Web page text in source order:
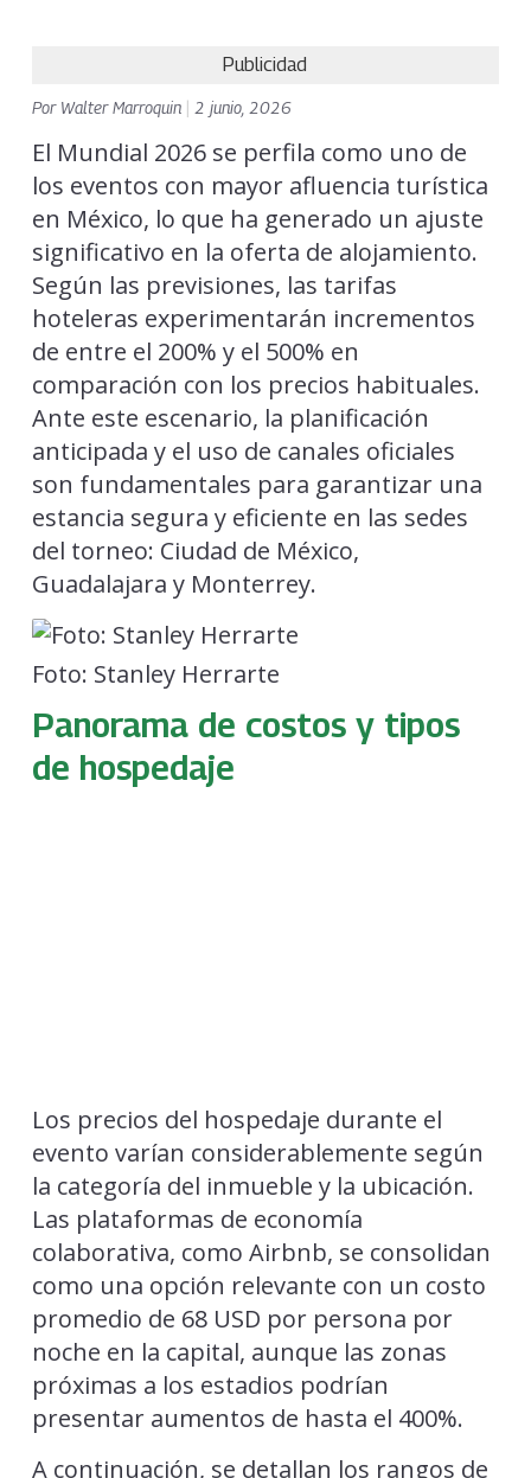
Publicidad
Por Walter Marroquin 2 junio, 2026
El Mundial 2026 se perfila como uno de
los eventos con mayor afluencia turística
en México, lo que ha generado un ajuste
significativo en la oferta de alojamiento.
Según las previsiones, las tarifas
hoteleras experimentarán incrementos
de entre el 200% y el 500% en
comparación con los precios habituales.
Ante este escenario, la planificación
anticipada y el uso de canales oficiales
son fundamentales para garantizar una
estancia segura y eficiente en las sedes
del torneo: Ciudad de México,
Guadalajara y Monterrey.
Foto: Stanley Herrarte
Panorama de costos y tipos
de hospedaje
Los precios del hospedaje durante el
evento varían considerablemente según
la categoría del inmueble y la ubicación.
Las plataformas de economía
colaborativa, como Airbnb, se consolidan
como una opción relevante con un costo
promedio de 68 USD por persona por
noche en la capital, aunque las zonas
próximas a los estadios podrían
presentar aumentos de hasta el 400%.
A continuación, se detallan los rangos de